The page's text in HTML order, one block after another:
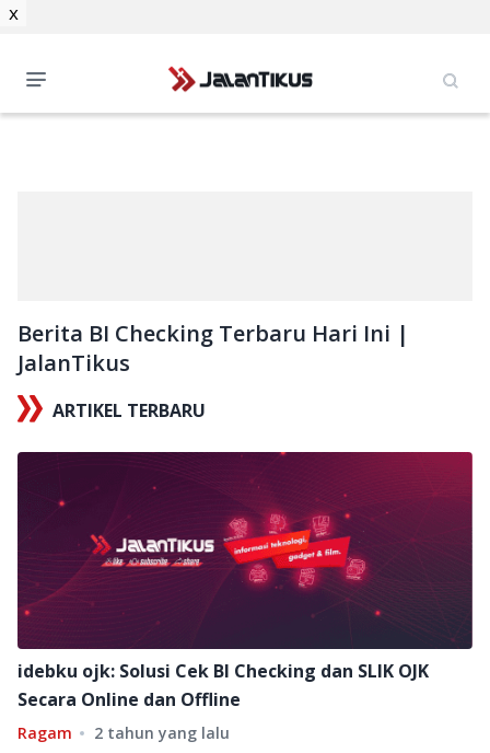
Berita BI Checking Terbaru Hari Ini |
JalanTikus
ARTIKEL TERBARU
idebku ojk: Solusi Cek BI Checking dan SLIK OJK
Secara Online dan Offline
Ragam 2 tahun yang lalu
x